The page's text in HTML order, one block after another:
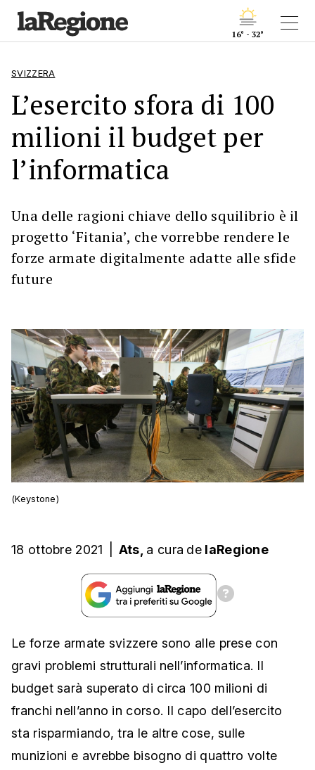
16° - 32°
SVIZZERA
L’esercito sfora di 100
milioni il budget per
l’informatica
Una delle ragioni chiave dello squilibrio è il
progetto ‘Fitania’, che vorrebbe rendere le
forze armate digitalmente adatte alle sfide
future
(Keystone)
18 ottobre 2021 Ats, a cura de laRegione
Le forze armate svizzere sono alle prese con
gravi problemi strutturali nell’informatica. Il
budget sarà superato di circa 100 milioni di
franchi nell’anno in corso. Il capo dell’esercito
sta risparmiando, tra le altre cose, sulle
munizioni e avrebbe bisogno di quattro volte